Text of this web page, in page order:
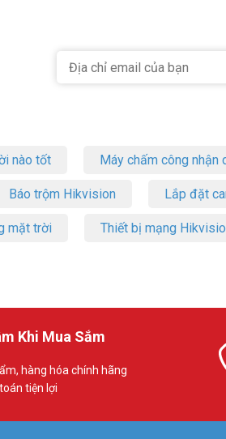
nào tốt Máy chấm công nhận
Báo trộm Hikvision Lắp đặt
mặt trời Thiết bị mạng
Khi Mua Sắm
hàng hóa chính hãng
tiện lợi